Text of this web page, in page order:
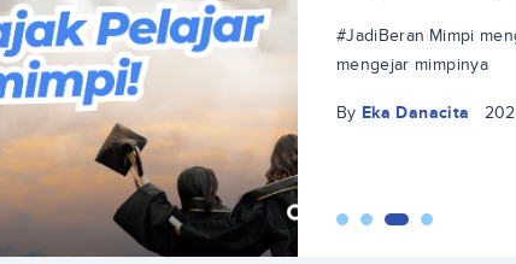
#JadiBeraniMimpi
mengejar mimpinya
By Eka Danacita